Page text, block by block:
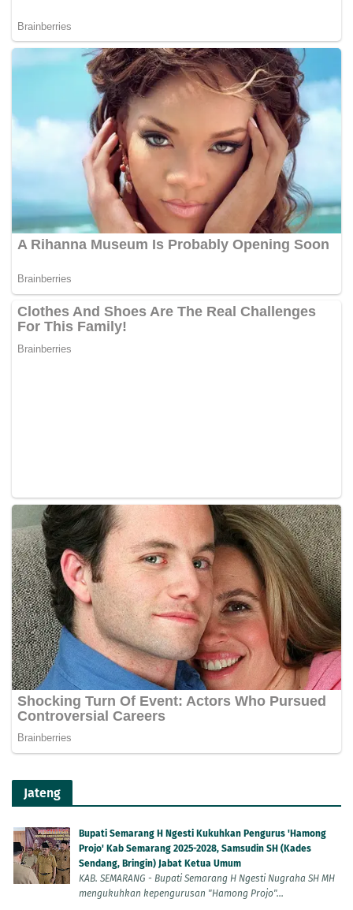
Jateng
Bupati Semarang H Ngesti Kukuhkan Pengurus 'Hamong
Projo' Kab Semarang 2025-2028, Samsudin SH (Kades
Sendang, Bringin) Jabat Ketua Umum
KAB. SEMARANG - Bupati Semarang H Ngesti Nugraha SH MH
mengukuhkan kepengurusan "Hamong Projo"...